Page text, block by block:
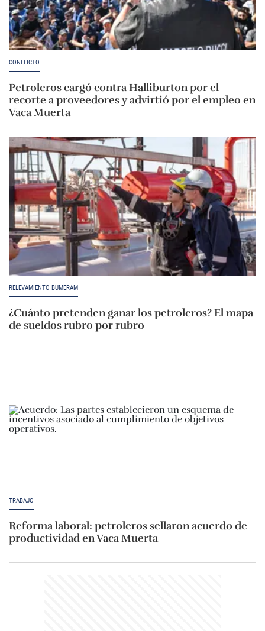
CONFLICTO
Petroleros cargó contra Halliburton por el
recorte a proveedores y advirtió por el empleo en
Vaca Muerta
RELEVAMIENTO BUMERAM
¿Cuánto pretenden ganar los petroleros? El mapa
de sueldos rubro por rubro
TRABAJO
Reforma laboral: petroleros sellaron acuerdo de
productividad en Vaca Muerta